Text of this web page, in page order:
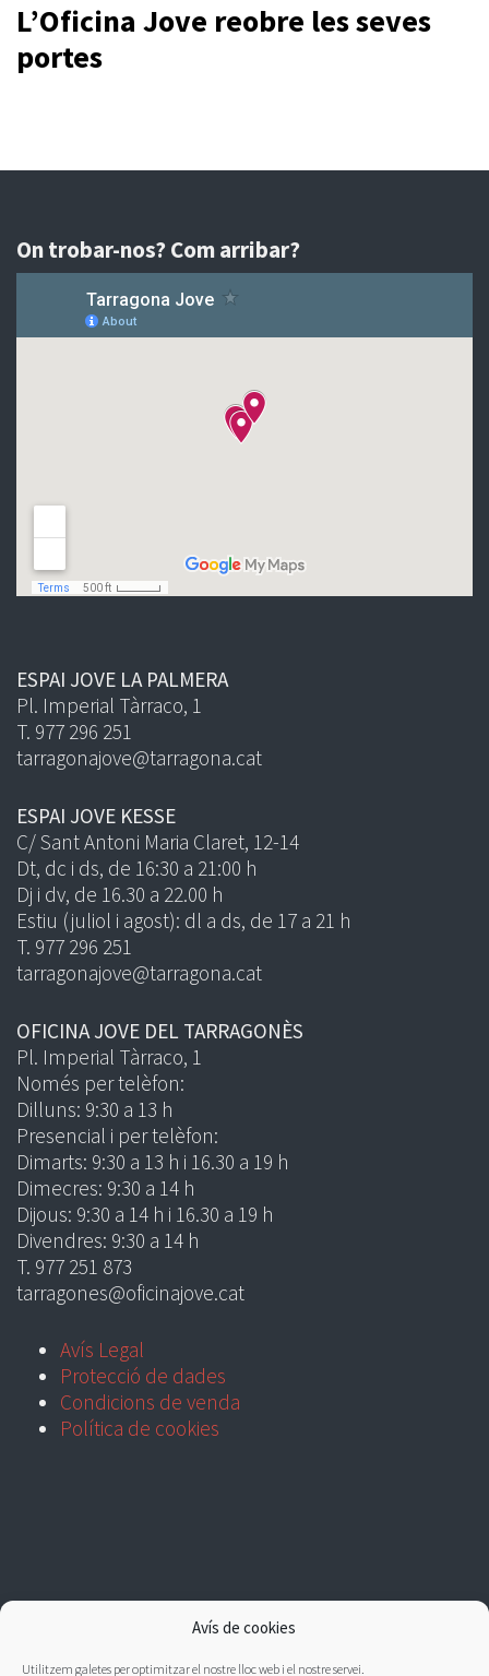
Avís de cookies
Utilitzem galetes per optimitzar el nostre lloc web i el nostre servei.
L’Oficina Jove reobre les seves
portes
On trobar-nos? Com arribar?
ESPAI JOVE LA PALMERA
Pl. Imperial Tàrraco, 1
T. 977 296 251
tarragonajove@tarragona.cat
ESPAI JOVE KESSE
C/ Sant Antoni Maria Claret, 12-14
Dt, dc i ds, de 16:30 a 21:00 h
Dj i dv, de 16.30 a 22.00 h
Estiu (juliol i agost): dl a ds, de 17 a 21 h
T. 977 296 251
tarragonajove@tarragona.cat
OFICINA JOVE DEL TARRAGONÈS
Pl. Imperial Tàrraco, 1
Només per telèfon:
Dilluns: 9:30 a 13 h
Presencial i per telèfon:
Dimarts: 9:30 a 13 h i 16.30 a 19 h
Dimecres: 9:30 a 14 h
Dijous: 9:30 a 14 h i 16.30 a 19 h
Divendres: 9:30 a 14 h
T. 977 251 873
tarragones@oficinajove.cat
Avís Legal
Protecció de dades
Condicions de venda
Política de cookies